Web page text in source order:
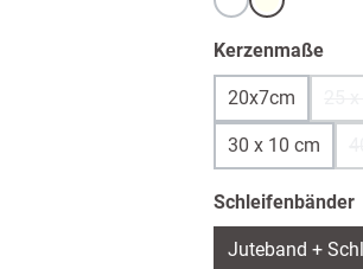
Weißwarmweiß /
Kerzenmaße
20x7cm
30 x 10 cm
Schleifenbänder
Juteband +